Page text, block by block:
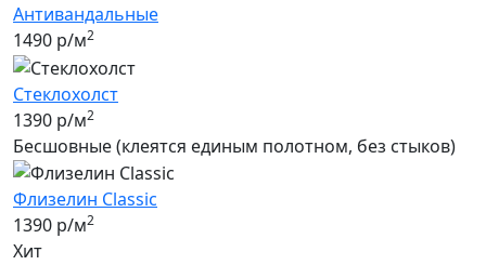
Антивандальные
1490 р/м2
Стеклохолст
1390 р/м2
Бесшовные (клеятся единым полотном, без стыков)
Флизелин Classic
1390 р/м2
Хит